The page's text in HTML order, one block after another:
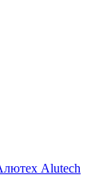
Alutech